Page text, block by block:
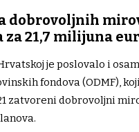
dobrovoljnih
za 21,7 milijuna
je poslovalo i
fondova (ODMF),
zatvoreni dobrovoljni